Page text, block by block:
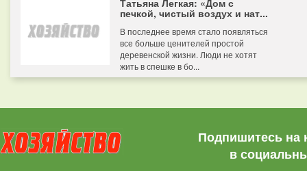
Татьяна Легкая: «Дом с
печкой, чистый воздух и нат...
В последнее время стало появляться
все больше ценителей простой
деревенской жизни. Люди не хотят
жить в спешке в бо...
Подпишитесь на
в